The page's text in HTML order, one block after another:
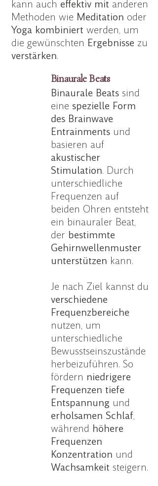
kann auch effektiv mit anderen
Methoden wie Meditation oder
Yoga kombiniert werden, um
die gewünschten Ergebnisse zu
verstärken.
Binaurale Beats
Binaurale Beats sind
eine spezielle Form
des Brainwave
Entrainmentsund
basieren auf
akustischer
Stimulation. Durch
unterschiedliche
Frequenzen auf
beiden Ohren entsteht
ein binauraler Beat,
der bestimmte
Gehirnwellenmuster
unterstützen kann.
Je nach Ziel kannst du
verschiedene
Frequenzbereiche
nutzen, um
unterschiedliche
Bewusstseinszustände
herbeizuführen. So
fördern niedrigere
Frequenzen tiefe
Entspannung und
erholsamen Schlaf,
während höhere
Frequenzen
Konzentration und
Wachsamkeit steigern.